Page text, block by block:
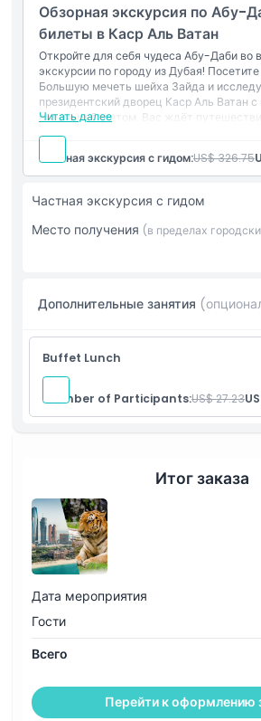
Исключения
Вещи, которые нужно знать
Дресс-код
Политика отмены
Поездка вдоль Корниш
Фотостоп у Emirates Palace
Посещение Деревни наследия
Профессиональный гид, говорящий
Бутылка воды
Перерыв на обед (еда за свой счет)
Обзорная экскурсия по Абу-
билеты в Каср Аль Ватан
Откройте для себя чудеса Абу-Даби во
экскурсии по городу из Дубая!
Большую мечеть шейха Зайда и
президентский дворец Каср Аль Ватан
входным билетом. Вас ждёт путешествие
архитектуре и наследию.
Читать далее
Трансфер из отелей Дубая и обратно
Вход в Каср Аль Ватан
Прогулка вдоль Корниша
Остановка для фотографирования
Частная экскурсия с гидом:US$ 326.75
Частная экскурсия с гидом
Место получения (в пределах
Дополнительные занятия
Buffet Lunch
Number of Participants:US$ 27.23
Итог заказа
Дата мероприятия
Гости
Всего
Перейти к оформлению